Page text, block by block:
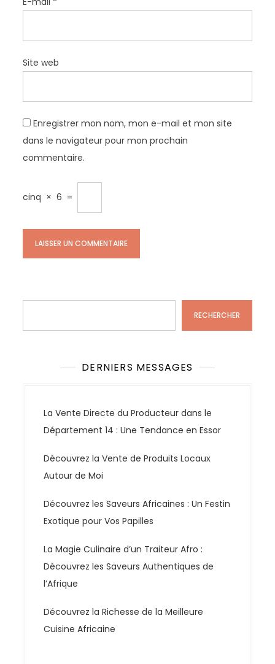
Site web
Enregistrer mon nom, mon e-mail et mon site
dans le navigateur pour mon prochain
commentaire.
cinq × 6 =
RECHERCHER
DERNIERS MESSAGES
La Vente Directe du Producteur dans le
Département 14 : Une Tendance en Essor
Découvrez la Vente de Produits Locaux
Autour de Moi
Découvrez les Saveurs Africaines : Un Festin
Exotique pour Vos Papilles
La Magie Culinaire d’un Traiteur Afro :
Découvrez les Saveurs Authentiques de
l’Afrique
Découvrez la Richesse de la Meilleure
Cuisine Africaine